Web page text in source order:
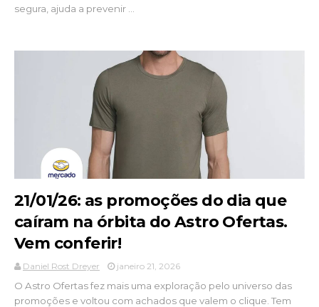
segura, ajuda a prevenir ...
21/01/26: as promoções do dia que
caíram na órbita do Astro Ofertas.
Vem conferir!
Daniel Rost Dreyer janeiro 21, 2026
O Astro Ofertas fez mais uma exploração pelo universo das
promoções e voltou com achados que valem o clique. Tem